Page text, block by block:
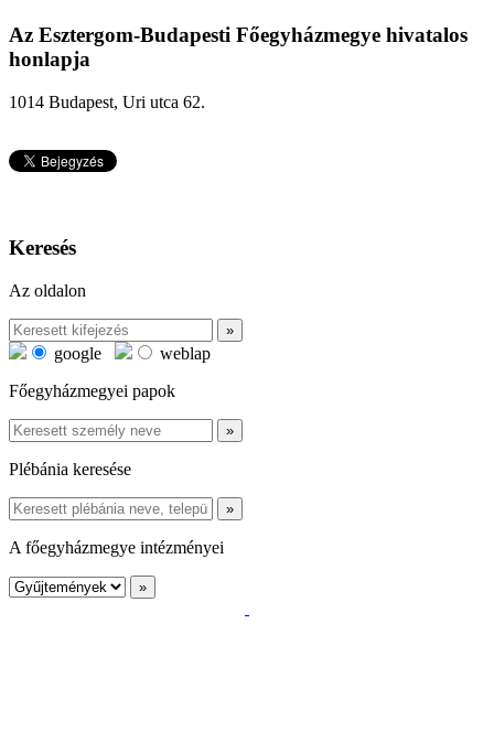
Az Esztergom-Budapesti Főegyházmegye hivatalos
honlapja
1014 Budapest, Uri utca 62.
Keresés
Az oldalon
google
weblap
Főegyházmegyei papok
Plébánia keresése
A főegyházmegye intézményei